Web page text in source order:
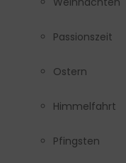
Passionszeit
Ostern
Himmelfahrt
Pfingsten